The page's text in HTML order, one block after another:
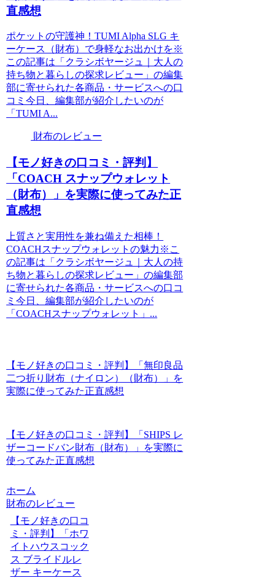
直感想
ポケットの守護神！TUMI Alpha SLG キ
ーケース（財布）で身軽なお出かけを※
この記事は「クラシボヤージュ｜大人の
持ち物と暮らしの探求レビュー」の編集
部に寄せられた各商品・サービスへの口
コミ今日、編集部が紹介したいのが
「TUMI A...
財布のレビュー
【モノ好きの口コミ・評判】
「COACH スナップウォレット
（財布）」を実際に使ってみた正
直感想
上質さと実用性を兼ね備えた相棒！
COACHスナップウォレットの魅力※こ
の記事は「クラシボヤージュ｜大人の持
ち物と暮らしの探求レビュー」の編集部
に寄せられた各商品・サービスへの口コ
ミ今日、編集部が紹介したいのが
「COACHスナップウォレット」...
【モノ好きの口コミ・評判】「無印良品
二つ折り財布（ナイロン）（財布）」を
実際に使ってみた正直感想
【モノ好きの口コミ・評判】「SHIPS レ
ザーコードバン財布（財布）」を実際に
使ってみた正直感想
ホーム
財布のレビュー
【モノ好きの口コ
ミ・評判】「ホワ
イトハウスコック
ス ブライドルレ
ザー キーケース